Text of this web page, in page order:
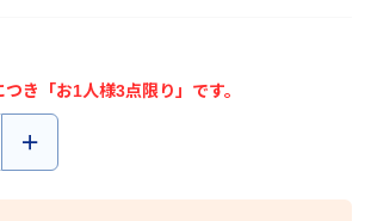
き「お1人様3点限り」です。